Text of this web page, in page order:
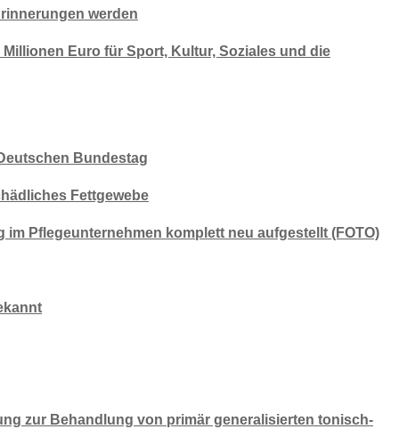
werden
Euro für Sport, Kultur, Soziales und die
Bundestag
Fettgewebe
Pflegeunternehmen komplett neu aufgestellt (FOTO)
zur Behandlung von primär generalisierten tonisch-